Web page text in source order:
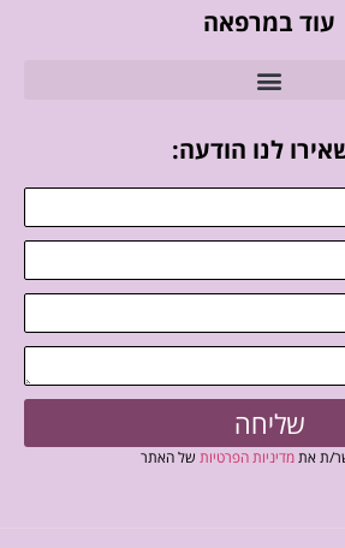
עוד במרפאה
לנו הודעה:
שליחה
ת אתמדיניות הפרטיות של האתר